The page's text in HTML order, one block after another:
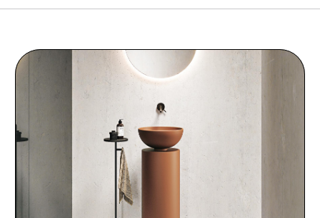
link to page